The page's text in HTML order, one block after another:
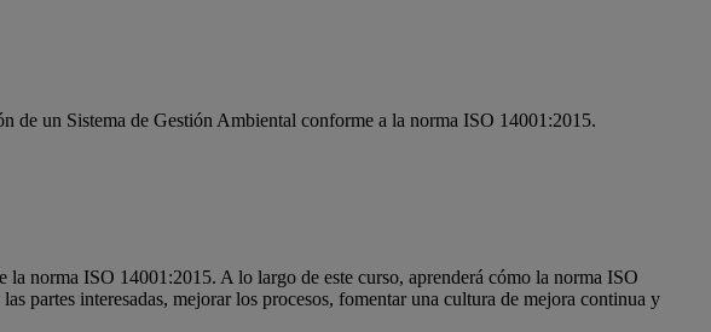
de un Sistema de Gestión Ambiental conforme a la norma ISO 14001:2015.
norma ISO 14001:2015. A lo largo de este curso, aprenderá cómo la norma ISO
partes interesadas, mejorar los procesos, fomentar una cultura de mejora continua y